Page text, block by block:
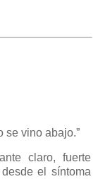
se vino abajo.”
claro, fuerte
el síntoma